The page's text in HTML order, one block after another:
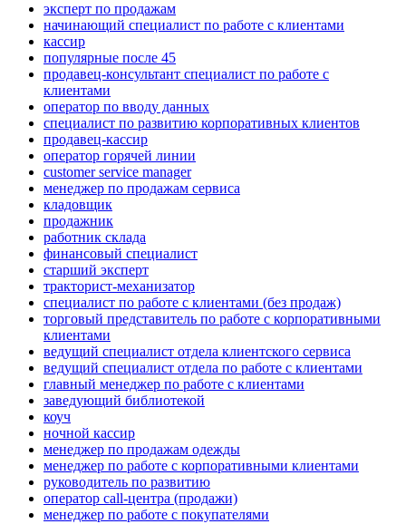
эксперт по продажам
начинающий специалист по работе с клиентами
кассир
популярные после 45
продавец-консультант специалист по работе с
клиентами
оператор по вводу данных
специалист по развитию корпоративных клиентов
продавец-кассир
оператор горячей линии
customer service manager
менеджер по продажам сервиса
кладовщик
продажник
работник склада
финансовый специалист
старший эксперт
тракторист-механизатор
специалист по работе с клиентами (без продаж)
торговый представитель по работе с корпоративными
клиентами
ведущий специалист отдела клиентского сервиса
ведущий специалист отдела по работе с клиентами
главный менеджер по работе с клиентами
заведующий библиотекой
коуч
ночной кассир
менеджер по продажам одежды
менеджер по работе с корпоративными клиентами
руководитель по развитию
оператор call-центра (продажи)
менеджер по работе с покупателями